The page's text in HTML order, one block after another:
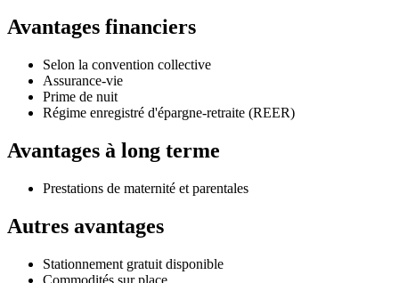
Avantages financiers
Selon la convention collective
Assurance-vie
Prime de nuit
Régime enregistré d'épargne-retraite (REER)
Avantages à long terme
Prestations de maternité et parentales
Autres avantages
Stationnement gratuit disponible
Commodités sur place